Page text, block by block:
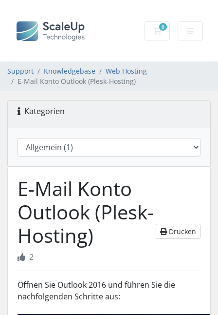
0
Mein Warenkorb
Support Knowledgebase
Web Hosting
E-Mail Konto Outlook (Plesk-Hosting)
Kategorien
E-Mail Konto
Outlook (Plesk-
Hosting)
Drucken
2
Öffnen Sie Outlook 2016 und führen Sie die
nachfolgenden Schritte aus: